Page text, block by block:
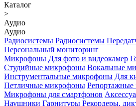
Каталог
>
Аудио
Аудио
Радиосистемы Радиосистемы
Персональный мониторинг
Микрофоны Для фото и видеокамер
Студийные микрофоны Вокальные
Инструментальные микрофоны Для
Петличные микрофоны
Микрофоны для смартфонов
Наушники Гарнитуры Рекордеры,